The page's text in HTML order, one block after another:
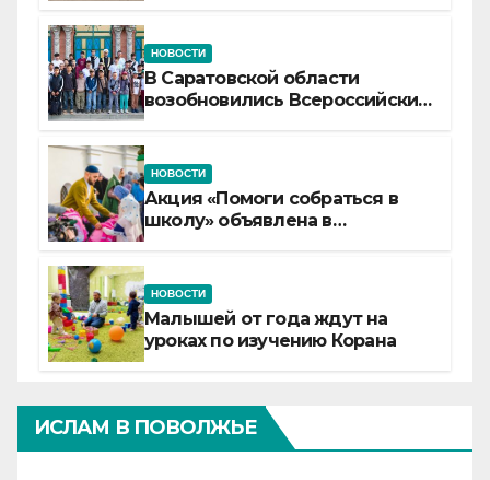
НОВОСТИ
В Саратовской области
возобновились Всероссийские
НОВОСТИ
Акция «Помоги собраться в
школу» объявлена в
НОВОСТИ
Малышей от года ждут на
уроках по изучению Корана
ИСЛАМ В ПОВОЛЖЬЕ